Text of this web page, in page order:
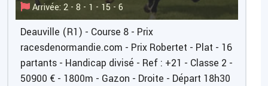
Arrivée: 2 - 8 - 1 - 15 - 6
Deauville (R1) - Course 8 - Prix
racesdenormandie.com - Prix Robertet - Plat - 16
partants - Handicap divisé - Ref : +21 - Classe 2 -
50900 € - 1800m - Gazon - Droite - Départ 18h30